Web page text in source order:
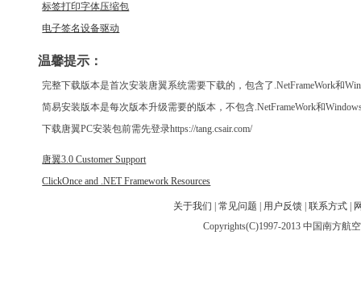
标签打印字体压缩包
电子签名设备驱动
温馨提示：
完整下载版本是首次安装唐翼系统需要下载的，包含了.NetFrameWork和
简易安装版本是每次版本升级需要的版本，不包含.NetFrameWork和
下载唐翼PC安装包前需先登录https://tang.csair.com/
唐翼3.0 Customer Support
ClickOnce and .NET Framework Resources
关于我们 常见问题 用户反馈| 联系方式|
Copyrights(C)1997-2013 中国南方航